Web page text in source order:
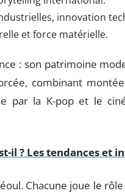
innovation
et force matérielle.
: son patrimoine
combinant
par la K-pop et le
il ? Les tendances et
Chacune joue le